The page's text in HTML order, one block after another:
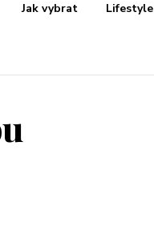
Jak vybrat Lifestyle